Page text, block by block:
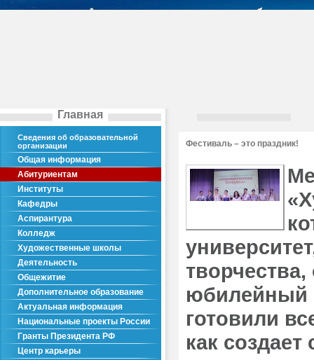
Главная
Сведения об образовательной
организации
Общая информация
Абитуриентам
Институты
Кафедры
Аспирантура
Колледж
Художественные школы
Деятельность
Общежитие
Дополнительное образование
Актуальная информация
Национальные проекты России
Гранты Президента РФ
Центр карьеры
Фестиваль – это праздник!
юбилейный
готовили
как